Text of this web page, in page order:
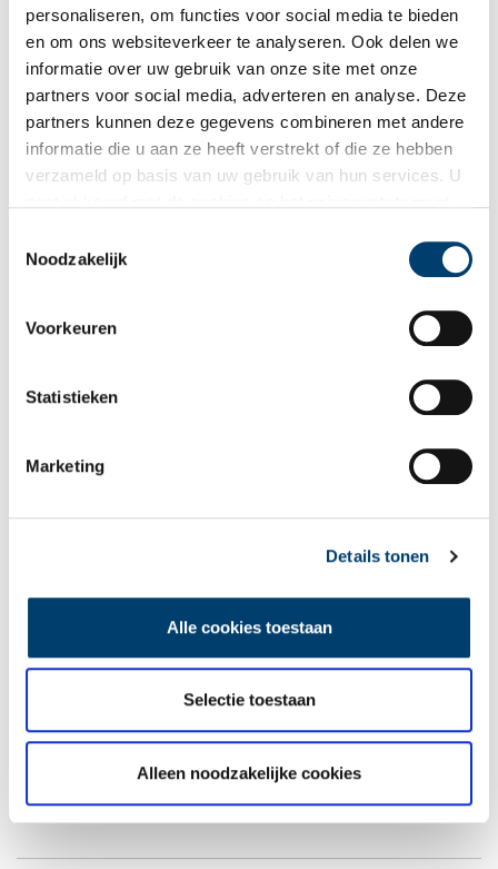
personaliseren, om functies voor social media te bieden
en om ons websiteverkeer te analyseren. Ook delen we
informatie over uw gebruik van onze site met onze
partners voor social media, adverteren en analyse. Deze
partners kunnen deze gegevens combineren met andere
informatie die u aan ze heeft verstrekt of die ze hebben
verzameld op basis van uw gebruik van hun services. U
Noodzakelijk
Voorkeuren
Statistieken
Marketing
Details tonen
Alle cookies toestaan
Selectie toestaan
Alleen noodzakelijke cookies
Ontvang de nieuwsbrief
Wilt u op de hoogte blijven van de mooiste verhalen en het
laatste erfgoednieuws? Schrijf u dan nu in voor onze
wekelijkse nieuwsbrief!
Bij inschrijving gaat u akkoord met ons
Vul deze informatie aan of geef een reactie.
E-mail*